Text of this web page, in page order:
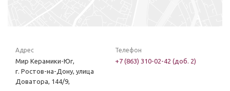
Адрес
Мир Керамики-Юг,
г. Ростов-на-Дону, улица
Доватора, 144/9,
Телефон
+7 (863) 310-02-42 (доб. 2)